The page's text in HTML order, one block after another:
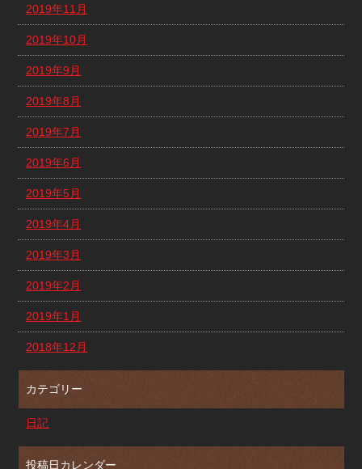
2019年11月
2019年10月
2019年9月
2019年8月
2019年7月
2019年6月
2019年5月
2019年4月
2019年3月
2019年2月
2019年1月
2018年12月
カテゴリー
日記
投稿日カレンダー